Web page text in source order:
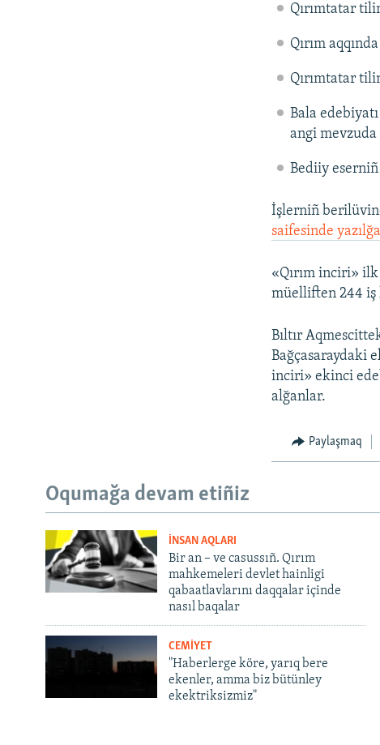
Qırımtatar
Qırım
Qırımtatar
Bala
angi
Bediiy
İşlerniñ
saifesinde
«Qırım inciri» ilk
müelliften 244 iş
Bıltır
Bağçasaraydaki
inciri» ekinci
alğanlar.
Paylaşmaq
Oqumağa devam etiñiz
İNSAN AQLARI
Bir an – ve casussıñ. Qırım
mahkemeleri devlet hainligi
qabaatlavlarını daqqalar içinde
nasıl baqalar
CEMİYET
"Haberlerge köre, yarıq bere
ekenler, amma biz bütünley
ekektriksizmiz"